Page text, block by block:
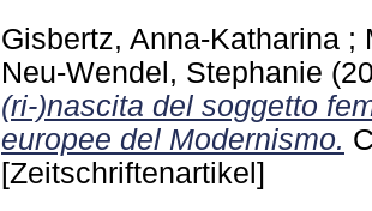
Gisbertz, Anna-Katharina ;
Neu-Wendel, Stephanie
(ri-)nascita del soggetto
europee del Modernismo.
[Zeitschriftenartikel]